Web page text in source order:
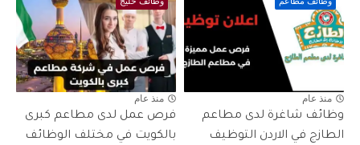
منذ عام
وظائف شاغرة لدى مطاعم
الطازج في الاردن التوظيف
منذ عام
فرص عمل لدى مطاعم كبرى
بالكويت في مختلف الوظائف